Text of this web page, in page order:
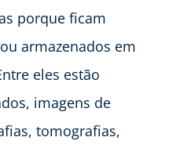
porque ficam
armazenados em
eles estão
imagens de
tomografias,